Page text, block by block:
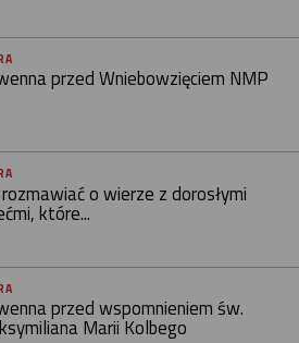
przed Wniebowzięciem NMP
o wierze z dorosłymi
które...
przed wspomnieniem św.
Marii Kolbego